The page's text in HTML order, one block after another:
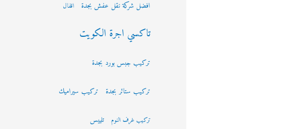
افضل شركة نقل عفش بجدة اقفال
تاكسي اجرة الكويت
تركيب جبس بورد بجدة
تركيب ستائر بجدة تركيب سيراميك
تركيب غرف النوم تلييس